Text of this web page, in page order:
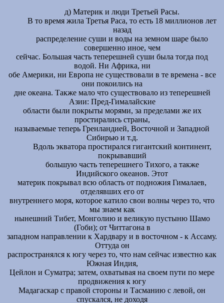
д) Материк и люди Третьей Расы.
В то время жила Третья Раса, то есть 18 миллионов лет
назад
распределение суши и воды на земном шаре было
совершенно иное, чем
сейчас. Большая часть теперешней суши была тогда под
водой. Ни Африка, ни
обе Америки, ни Европа не существовали в те времена - все
они покоились на
дне океана. Также мало что существовало из теперешней
Азии: Пред-Гималайские
области были покрыты морями, за пределами же их
простирались страны,
называемые теперь Гренландией, Восточной и Западной
Сибирью и т.д.
Вдоль экватора простирался гигантский континент,
покрывавший
большую часть теперешнего Тихого, а также
Индийского океанов. Этот
материк покрывал всю область от подножия Гималаев,
отделявших его от
внутреннего моря, которое катило свои волны через то, что
мы знаем как
нынешний Тибет, Монголию и великую пустыню Шамо
(Гоби); от Читтагона в
западном направлении к Хардвару и в восточном - к Ассаму.
Оттуда он
распространялся к югу через то, что нам сейчас известно как
Южная Индия,
Цейлон и Суматра; затем, охватывая на своем пути по мере
продвижения к югу
Мадагаскар с правой стороны и Тасманию с левой, он
спускался, не доходя